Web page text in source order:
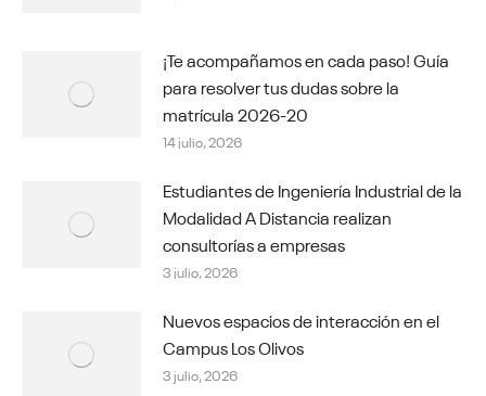
¡Te acompañamos en cada paso! Guía
para resolver tus dudas sobre la
matrícula 2026-20
14 julio, 2026
Estudiantes de Ingeniería Industrial de la
Modalidad A Distancia realizan
consultorías a empresas
3 julio, 2026
Nuevos espacios de interacción en el
Campus Los Olivos
3 julio, 2026